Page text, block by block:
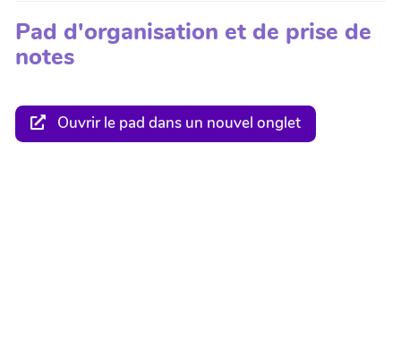
Pad d'organisation et de prise de
notes
Ouvrir le pad dans un nouvel onglet